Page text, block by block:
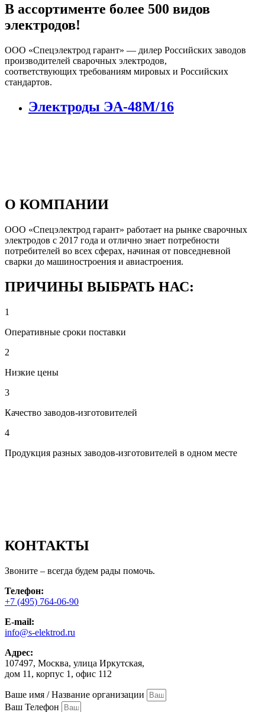
В ассортименте более 500 видов
электродов!
ООО «Спецэлектрод гарант» — дилер Российских заводов
производителей сварочных электродов,
соответствующих требованиям мировых и Российских
стандартов.
Электроды ЭА-48М/16
О КОМПАНИИ
ООО «Спецэлектрод гарант» работает на рынке сварочных
электродов с 2017 года и отлично знает потребности
потребителей во всех сферах, начиная от повседневной
сварки до машиностроения и авиастроения.
ПРИЧИНЫ ВЫБРАТЬ НАС:
1
Оперативные сроки поставки
2
Низкие цены
3
Качество заводов-изготовителей
4
Продукция разных заводов-изготовителей в одном месте
КОНТАКТЫ
Звоните – всегда будем рады помочь.
Телефон:
+7 (495) 764-06-90
E-mail:
info@s-elektrod.ru
Адрес:
107497, Москва, улица Иркутская,
дом 11, корпус 1, офис 112
Ваше имя / Название организации
Ваш Телефон